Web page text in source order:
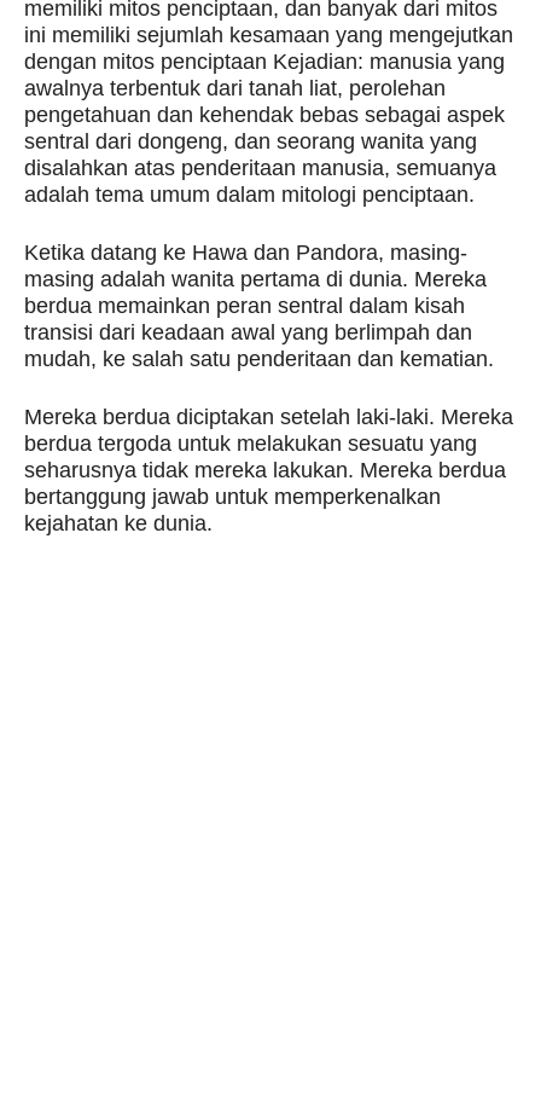
memiliki mitos penciptaan, dan banyak dari mitos
ini memiliki sejumlah kesamaan yang mengejutkan
dengan mitos penciptaan Kejadian: manusia yang
awalnya terbentuk dari tanah liat, perolehan
pengetahuan dan kehendak bebas sebagai aspek
sentral dari dongeng, dan seorang wanita yang
disalahkan atas penderitaan manusia, semuanya
adalah tema umum dalam mitologi penciptaan.
Ketika datang ke Hawa dan Pandora, masing-
masing adalah wanita pertama di dunia. Mereka
berdua memainkan peran sentral dalam kisah
transisi dari keadaan awal yang berlimpah dan
mudah, ke salah satu penderitaan dan kematian.
Mereka berdua diciptakan setelah laki-laki. Mereka
berdua tergoda untuk melakukan sesuatu yang
seharusnya tidak mereka lakukan. Mereka berdua
bertanggung jawab untuk memperkenalkan
kejahatan ke dunia.